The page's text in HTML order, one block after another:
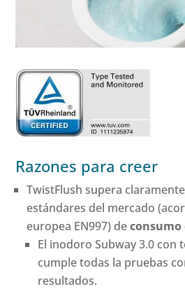
Razones para creer
TwistFlush supera
estándares del mercado
europea EN997) deconsumo
El inodoro Subway 3.0 con
cumple todas la pruebas
resultados.